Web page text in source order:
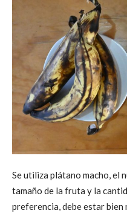
Se utiliza plátano macho, el
tamaño de la fruta y la
preferencia, debe estar